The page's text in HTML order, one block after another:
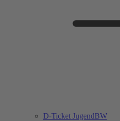
D-Ticket JugendBW